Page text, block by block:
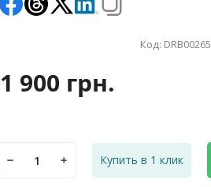
Код: DRB00265
1 900 грн.
Купить в 1 клик